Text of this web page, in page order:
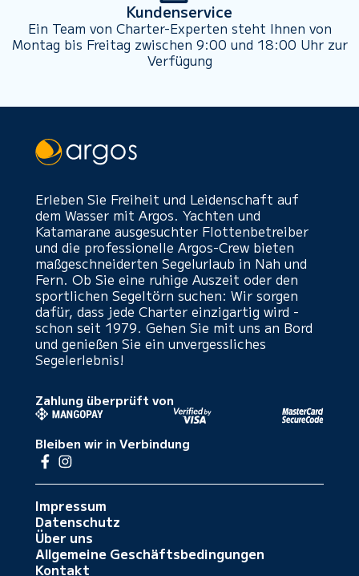
Kundenservice
Ein Team von Charter-Experten steht Ihnen von
Montag bis Freitag zwischen 9:00 und 18:00 Uhr zur
Verfügung
Erleben Sie Freiheit und Leidenschaft auf
dem Wasser mit Argos. Yachten und
Katamarane ausgesuchter Flottenbetreiber
und die professionelle Argos-Crew bieten
maßgeschneiderten Segelurlaub in Nah und
Fern. Ob Sie eine ruhige Auszeit oder den
sportlichen Segeltörn suchen: Wir sorgen
dafür, dass jede Charter einzigartig wird -
schon seit 1979. Gehen Sie mit uns an Bord
und genießen Sie ein unvergessliches
Segelerlebnis!
Zahlung überprüft von
Bleiben wir in Verbindung
Impressum
Datenschutz
Über uns
Allgemeine Geschäftsbedingungen
Kontakt